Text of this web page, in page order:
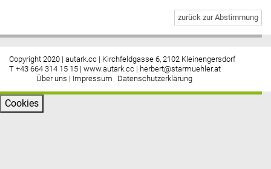
zurück zur Abstimmung
Copyright 2020 | autark.cc | Kirchfeldgasse 6, 2102 Kleinengersdorf
T +43 664 314 15 15 | www.autark.cc | herbert@starmuehler.at
Über uns | Impressum Datenschutzerklärung
Cookies